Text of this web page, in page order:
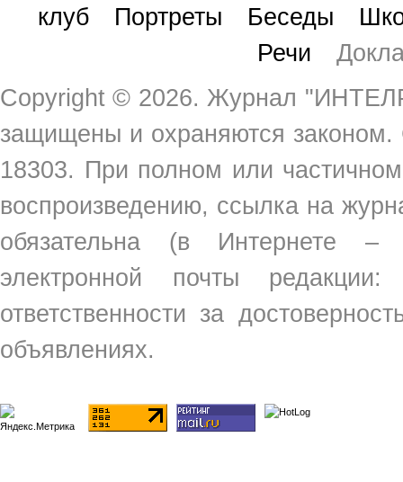
клуб
Портреты Беседы
Речи
Copyright © 2026. Журнал
защищены и охраняются
18303. При полном или
воспроизведению, ссылка на
обязательна (в Интернете
электронной почты
ответственности за
объявлениях.